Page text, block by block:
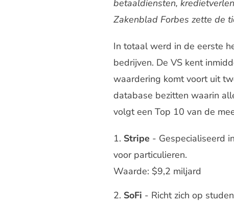
betaaldiensten,
Zakenblad Forbes zette de
In totaal werd in de eerste
bedrijven. De VS kent
waardering komt voort uit
database bezitten waarin
volgt een Top 10 van de
Stripe - Gespecialiseerd
voor particulieren.
Waarde: $9,2 miljard
SoFi - Richt zich op